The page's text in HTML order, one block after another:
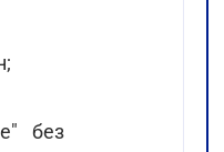
без